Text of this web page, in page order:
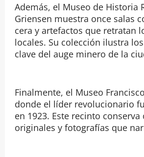
Además, el Museo de Historia
Griensen muestra once salas
cera y artefactos que retratan
locales. Su colección ilustra
clave del auge minero de la
Finalmente, el Museo
donde el líder revolucionario
en 1923. Este recinto conserva
originales y fotografías que